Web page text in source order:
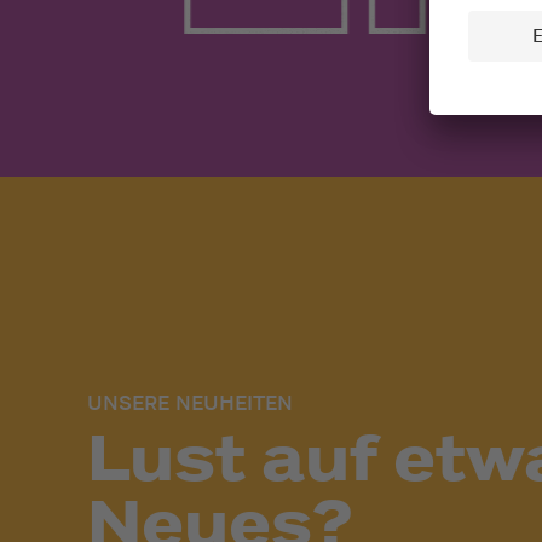
UNSERE NEUHEITEN
Lust auf
Neues?